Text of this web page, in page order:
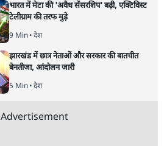
भारत में मेटा की 'अवैध सेंसरशिप' बढ़ी, एक्टिविस्ट
टेलीग्राम की तरफ मुड़े
9 Min• देश
झारखंड में छात्र नेताओं और सरकार की बातचीत
बेनतीजा, आंदोलन जारी
5 Min• देश
Advertisement